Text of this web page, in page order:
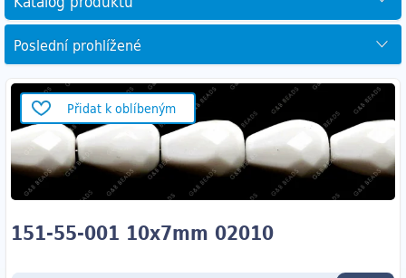
Poslední prohlížené
Přidat k oblíbeným
151-55-001 10x7mm 02010